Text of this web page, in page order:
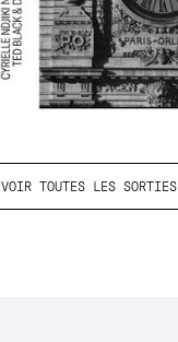
VOIR TOUTES LES SORTIES